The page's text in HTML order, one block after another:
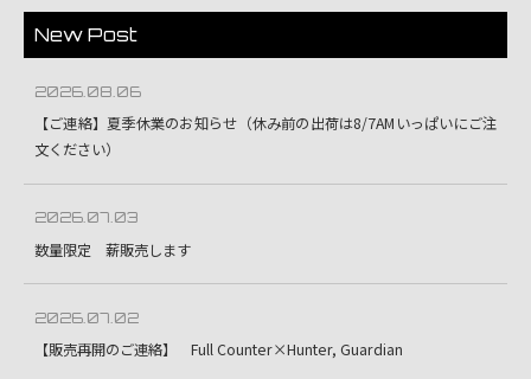
New Post
2026.08.06
【ご連絡】夏季休業のお知らせ（休み前の出荷は8/7AMいっぱいにご注
文ください）
2026.07.03
数量限定 薪販売します
2026.07.02
【販売再開のご連絡】 Full Counter×Hunter, Guardian